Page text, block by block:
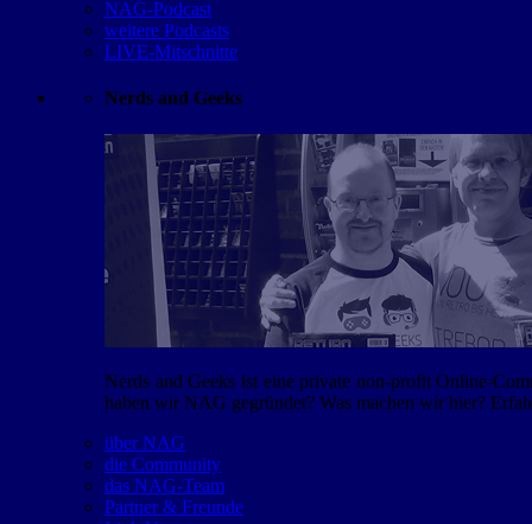
NAG-Podcast
weitere Podcasts
LIVE-Mitschnitte
Nerds and Geeks
Nerds and Geeks ist eine private non-profit Online-
haben wir NAG gegründet? Was machen wir hier?
über NAG
die Community
das NAG-Team
Partner & Freunde